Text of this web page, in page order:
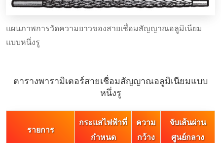
แผนภาพการวัดความยาวของสายเชื่อมสัญญาณอลูมิเนียม
แบบหนึ่งรู
ตารางพารามิเตอร์สายเชื่อมสัญญาณอลูมิเนียมแบบ
หนึ่งรู
รายการ
กระแสไฟฟ้าที่
กําหนด
ความ
กว้าง
จับเส้นผ่าน
ศูนย์กลาง